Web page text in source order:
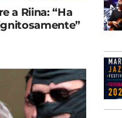
a Riina: “Ha